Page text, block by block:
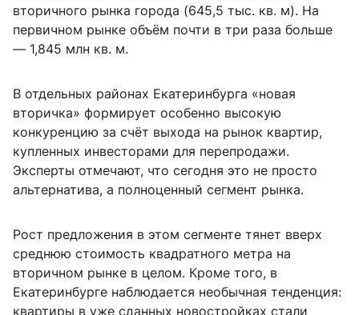
вторичного рынка города (645,5 тыс. кв. м). На
первичном рынке объём почти в три раза больше
— 1,845 млн кв. м.
В отдельных районах Екатеринбурга «новая
вторичка» формирует особенно высокую
конкуренцию за счёт выхода на рынок квартир,
купленных инвесторами для перепродажи.
Эксперты отмечают, что сегодня это не просто
альтернатива, а полноценный сегмент рынка.
Рост предложения в этом сегменте тянет вверх
среднюю стоимость квадратного метра на
вторичном рынке в целом. Кроме того, в
Екатеринбурге наблюдается необычная тенденция:
квартиры в уже сданных новостройках стали